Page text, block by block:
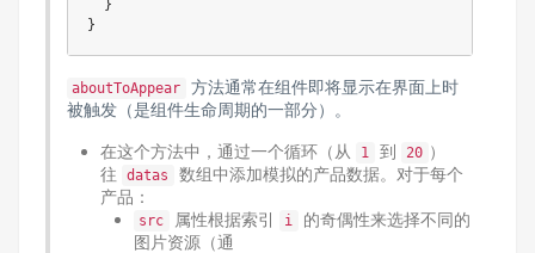
  }
aboutToAppear
方法通常在组件即将显示在界面上时
被触发（是组件生命周期的一部分）。
在这个方法中，通过一个循环（从 1 到 20 ）
往
datas
数组中添加模拟的产品数据。对于每个
产品：
src 属性根据索引 i
的奇偶性来选择不同的
图片资源（通